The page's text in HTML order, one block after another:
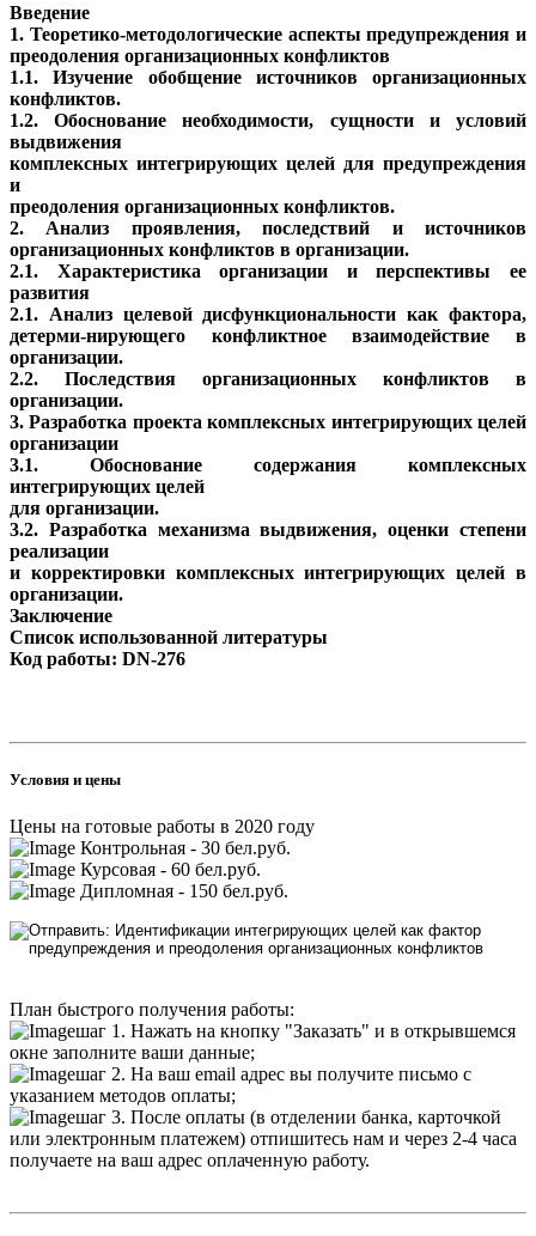
Введение
1. Теоретико-методологические аспекты предупреждения и
преодоления организационных конфликтов
1.1. Изучение обобщение источников организационных
конфликтов.
1.2. Обоснование необходимости, сущности и условий
выдвижения
комплексных интегрирующих целей для предупреждения
и
преодоления организационных конфликтов.
2. Анализ проявления, последствий и источников
организационных конфликтов в организации.
2.1. Характеристика организации и перспективы ее
развития
2.1. Анализ целевой дисфункциональности как фактора,
детерми-нирующего конфликтное взаимодействие в
организации.
2.2. Последствия организационных конфликтов в
организации.
3. Разработка проекта комплексных интегрирующих целей
организации
3.1. Обоснование содержания комплексных
интегрирующих целей
для организации.
3.2. Разработка механизма выдвижения, оценки степени
реализации
и корректировки комплексных интегрирующих целей в
организации.
Заключение
Список использованной литературы
Код работы: DN-276
Условия и цены
Цены на готовые работы в 2020 году
Контрольная - 30 бел.руб.
Курсовая - 60 бел.руб.
Дипломная - 150 бел.руб.
План быстрого получения работы:
шаг 1. Нажать на кнопку "Заказать" и в открывшемся
окне заполните ваши данные;
шаг 2. На ваш email адрес вы получите письмо с
указанием методов оплаты;
шаг 3. После оплаты (в отделении банка, карточкой
или электронным платежем) отпишитесь нам и через 2-4 часа
получаете на ваш адрес оплаченную работу.